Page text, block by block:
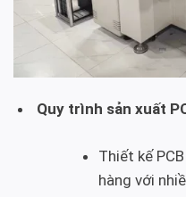
Quy trình sản xuất
Thiết kế
hàng với